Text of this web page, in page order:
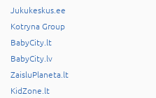
Jukukeskus.ee
Kotryna Group
BabyCity.lt
BabyCity.lv
ZaisluPlaneta.lt
KidZone.lt